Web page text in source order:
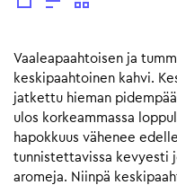
Vaaleapaahtoisen ja
keskipaahtoinen kahvi.
jatkettu hieman
ulos korkeammassa
hapokkuus vähenee
tunnistettavissa kevyesti
aromeja. Niinpä